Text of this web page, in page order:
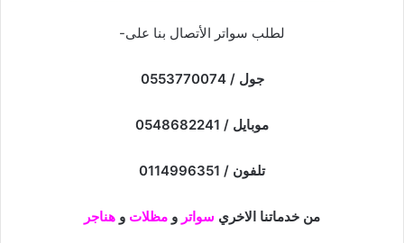
لطلب سواتر الأتصال بنا على-
جول / 0553770074
موبايل / 0548682241
تلفون / 0114996351
من خدماتنا الاخري سواتر و مظلات و هناجر